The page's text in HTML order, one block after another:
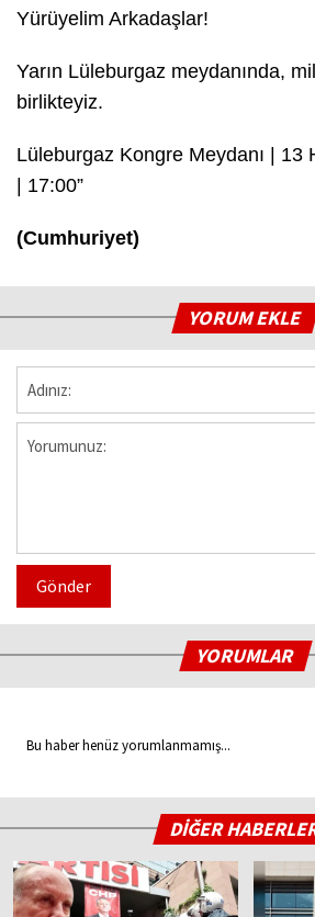
Yürüyelim Arkadaşlar!
Yarın Lüleburgaz meydanında,
birlikteyiz.
Lüleburgaz Kongre Meydanı | 13
| 17:00”
(Cumhuriyet)
YORUM EKLE
Gönder
YORUMLAR
Bu haber henüz yorumlanmamış...
DİĞER